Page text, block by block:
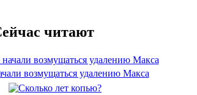
читают
возмущаться удалению Макса